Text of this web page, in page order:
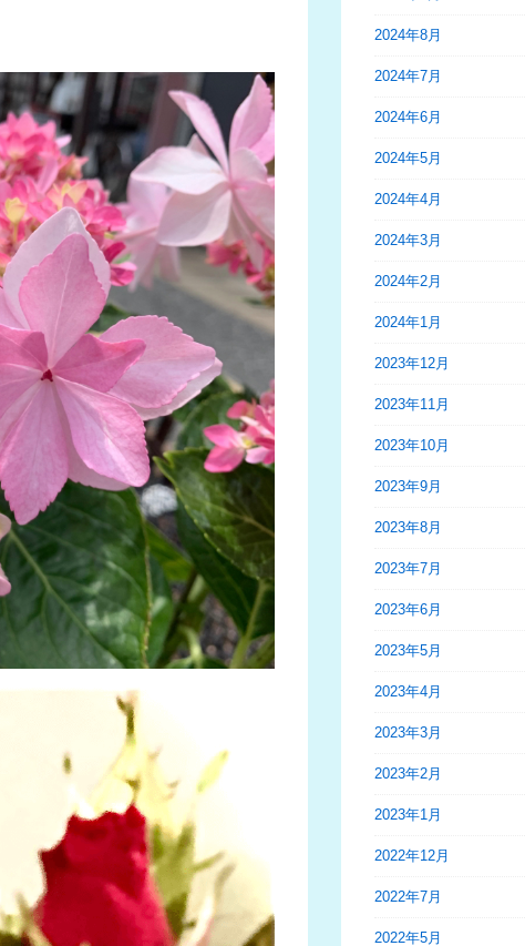
2024年8月
2024年7月
2024年6月
2024年5月
2024年4月
2024年3月
2024年2月
2024年1月
2023年12月
2023年11月
2023年10月
2023年9月
2023年8月
2023年7月
2023年6月
2023年5月
2023年4月
2023年3月
2023年2月
2023年1月
2022年12月
2022年7月
2022年5月